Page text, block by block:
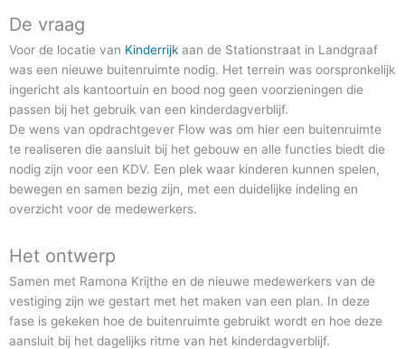
De vraag
Voor de locatie van Kinderrijk aan de Stationstraat in Landgraaf
was een nieuwe buitenruimte nodig. Het terrein was oorspronkelijk
ingericht als kantoortuin en bood nog geen voorzieningen die
passen bij het gebruik van een kinderdagverblijf.
De wens van opdrachtgever Flow was om hier een buitenruimte
te realiseren die aansluit bij het gebouw en alle functies biedt die
nodig zijn voor een KDV. Een plek waar kinderen kunnen spelen,
bewegen en samen bezig zijn, met een duidelijke indeling en
overzicht voor de medewerkers.
Het ontwerp
Samen met Ramona Krijthe en de nieuwe medewerkers van de
vestiging zijn we gestart met het maken van een plan. In deze
fase is gekeken hoe de buitenruimte gebruikt wordt en hoe deze
aansluit bij het dagelijks ritme van het kinderdagverblijf.